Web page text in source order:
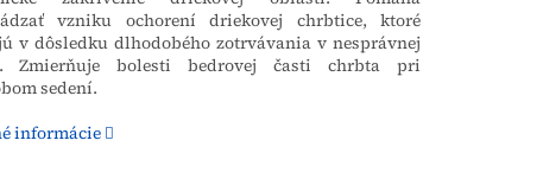
vzniku ochorení driekovej chrbtice, ktoré
v dôsledku dlhodobého zotrvávania v nesprávnej
Zmierňuje bolesti bedrovej časti chrbta pri
sedení.
informácie